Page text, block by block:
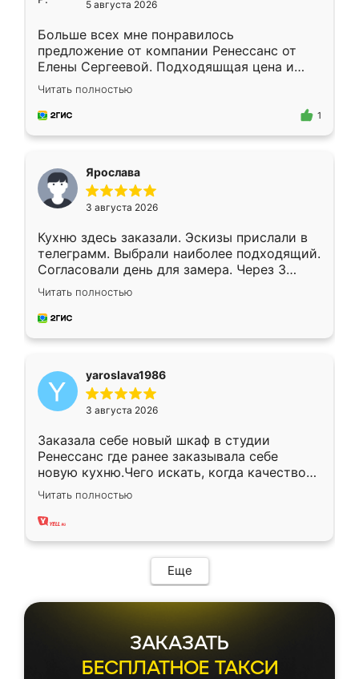
5 августа 2026
Больше всех мне понравилось
предложение от компании Ренессанс от
Елены Сергеевой. Подходяшщая цена и
короткие сроки изготовления. Приехавший
для замера сотрудник Владислав
предложил по моему эскизу самый
Читать полностью
1
Ярослава
3 августа 2026
Кухню здесь заказали. Эскизы прислали в
телеграмм. Выбрали наиболее подходящий.
Согласовали день для замера. Через 3
недели кухня была уже готова. Остались
довольны работой. Спасибо Ренессанс
мебель за качественную работу!
Читать полностью
yaroslava1986
3 августа 2026
Заказала себе новый шкаф в студии
Ренессанс где ранее заказывала себе
новую кухню.Чего искать, когда качеством
вполне довольна. Служит кухня уже почти
два года, нареканий нет.
Читать полностью
Еще
ЗАКАЗАТЬ
БЕСПЛАТНОЕ ТАКСИ